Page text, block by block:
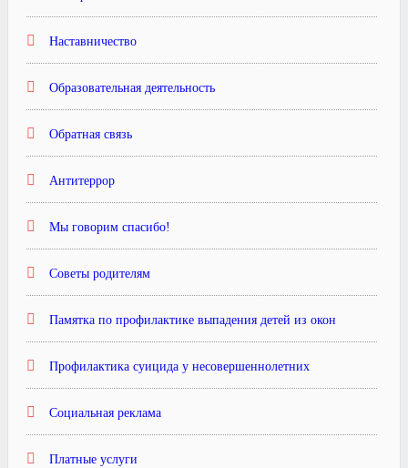
Наставничество
Образовательная деятельность
Обратная связь
Антитеррор
Мы говорим спасибо!
Советы родителям
Памятка по профилактике выпадения детей из окон
Профилактика суицида у несовершеннолетних
Социальная реклама
Платные услуги